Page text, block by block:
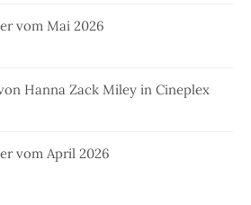
vom Mai 2026
Hanna Zack Miley in Cineplex
vom April 2026